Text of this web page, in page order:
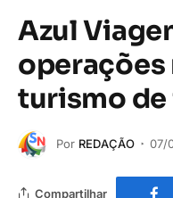
Azul
operações
turismo
Por REDAÇÃO 07/
Compartilhar